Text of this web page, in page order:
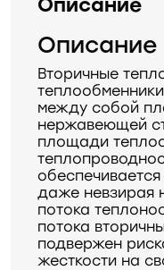
Описание
Описание
Вторичные
между собой
нержавеющей
площади
даже невзирая
потока
потока
подвержен
жесткости на